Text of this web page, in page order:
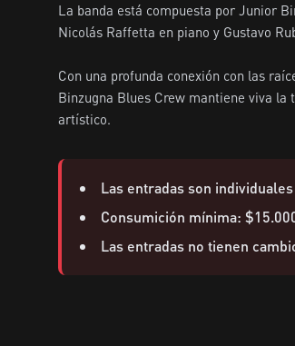
La banda está compuesta por Junior
Nicolás Raffetta en piano y Gustavo
Con una profunda conexión con las
Binzugna Blues Crew mantiene viva
artístico.
Las entradas son individuales
Consumición mínima:
Las entradas no tienen